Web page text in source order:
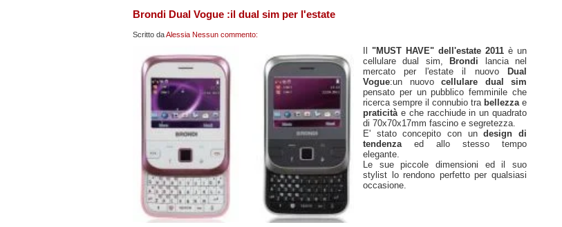
Brondi Dual Vogue :il dual sim per l'estate
Scritto daAlessia Nessun commento:
"MUST HAVE" dell'estate 2011 è un
cellulare dual sim,
Brondi lancia nel
mercato per l'estate il nuovoDual
Vogue:un nuovo cellulare dual sim
pensato per un pubblico femminile che
ricerca sempre il connubio tra bellezzae
praticitàe che racchiude in un quadrato
di 70x70x17mm fascino e segretezza.
E' stato concepito con undesign di
tendenza ed allo stesso tempo
elegante.
Le sue piccole dimensioni ed il suo
stylist lo rendono perfetto per qualsiasi
occasione.